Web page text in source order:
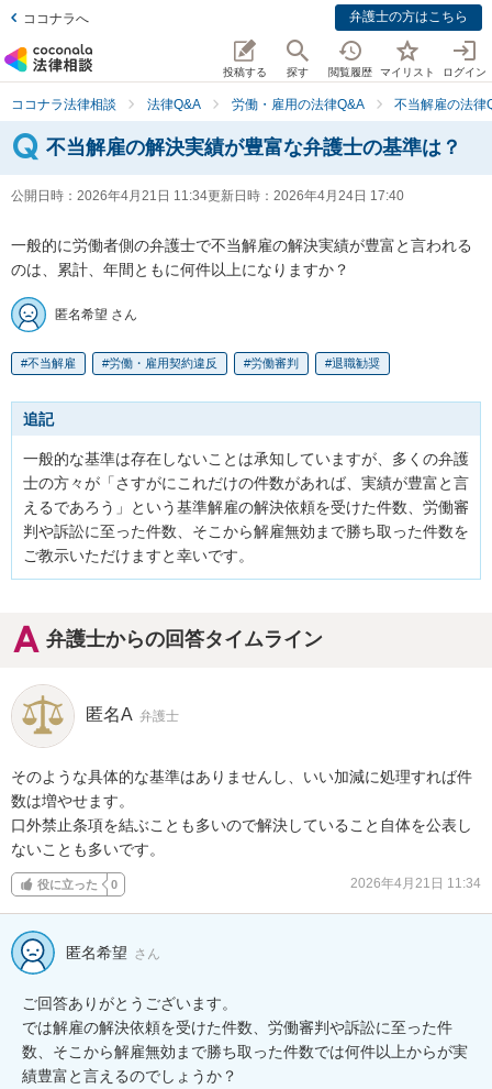
ココナラへ 弁護士の方はこちら
投稿する 探す 閲覧履歴 マイリスト ログイン
ココナラ法律相談 法律Q&A 労働・雇用の法律Q&A 不当解雇の法律
不当解雇の解決実績が豊富な弁護士の基準は？
公開日時： 2026年4月21日 11:34更新日時： 2026年4月24日 17:40
一般的に労働者側の弁護士で不当解雇の解決実績が豊富と言われる
のは、累計、年間ともに何件以上になりますか？
匿名希望 さん
不当解雇 労働・雇用契約違反 労働審判 退職勧奨
追記
一般的な基準は存在しないことは承知していますが、多くの弁護
士の方々が「さすがにこれだけの件数があれば、実績が豊富と言
えるであろう」という基準解雇の解決依頼を受けた件数、労働審
判や訴訟に至った件数、そこから解雇無効まで勝ち取った件数を
ご教示いただけますと幸いです。
弁護士からの回答タイムライン
匿名A 弁護士
そのような具体的な基準はありませんし、いい加減に処理すれば件
数は増やせます。
口外禁止条項を結ぶことも多いので解決していること自体を公表し
ないことも多いです。
役に立った 0 2026年4月21日 11:34
匿名希望 さん
ご回答ありがとうございます。
では解雇の解決依頼を受けた件数、労働審判や訴訟に至った件
数、そこから解雇無効まで勝ち取った件数では何件以上からが実
績豊富と言えるのでしょうか？